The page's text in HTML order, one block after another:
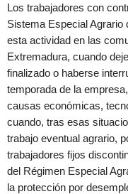
Los trabajadores con
Sistema Especial Agrario
esta actividad en las
Extremadura, cuando
finalizado o haberse
temporada de la
causas económicas,
cuando, tras esas
trabajo eventual agrario,
trabajadores fijos
del Régimen Especial
la protección por